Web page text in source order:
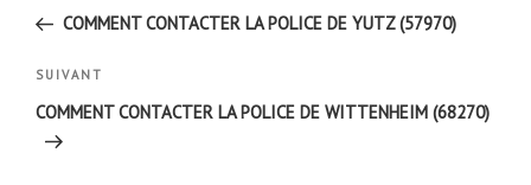
l’article
précédent
COMMENT CONTACTER LA POLICE DE YUTZ (57970)
Article
suivant
SUIVANT
COMMENT CONTACTER LA POLICE DE WITTENHEIM (68270)